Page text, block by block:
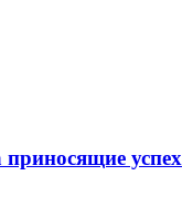
успех